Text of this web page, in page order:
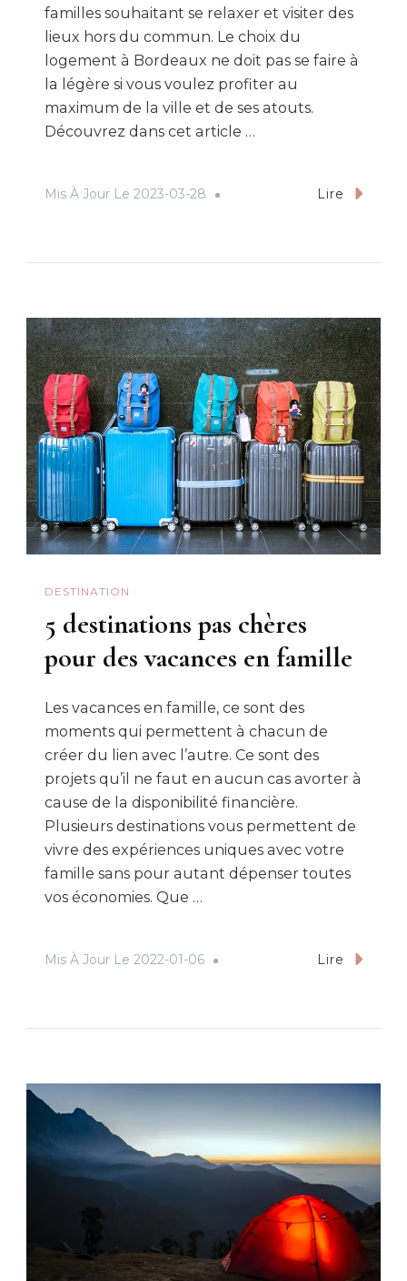
familles souhaitant se relaxer et visiter des
lieux hors du commun. Le choix du
logement à Bordeaux ne doit pas se faire à
la légère si vous voulez profiter au
maximum de la ville et de ses atouts.
Découvrez dans cet article …
Mis À Jour Le 2023-03-28 Lire
DESTINATION
5 destinations pas chères
pour des vacances en famille
Les vacances en famille, ce sont des
moments qui permettent à chacun de
créer du lien avec l’autre. Ce sont des
projets qu’il ne faut en aucun cas avorter à
cause de la disponibilité financière.
Plusieurs destinations vous permettent de
vivre des expériences uniques avec votre
famille sans pour autant dépenser toutes
vos économies. Que …
Mis À Jour Le 2022-01-06 Lire